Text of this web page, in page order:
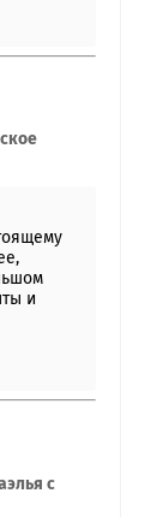
и
с